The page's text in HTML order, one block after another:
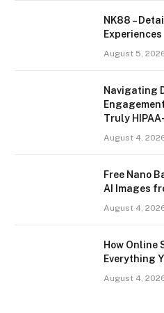
NK88 –
Experiences
August 5,
Navigating
Truly
August 4,
Free Nano
AI Images
August 4,
How Online
Everything
August 4,